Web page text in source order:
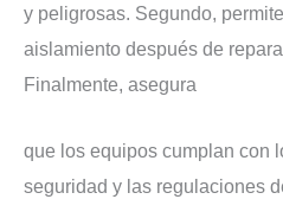
y peligrosas. Segundo,
aislamiento después de
Finalmente, asegura
que los equipos cumplan con
seguridad y las regulaciones